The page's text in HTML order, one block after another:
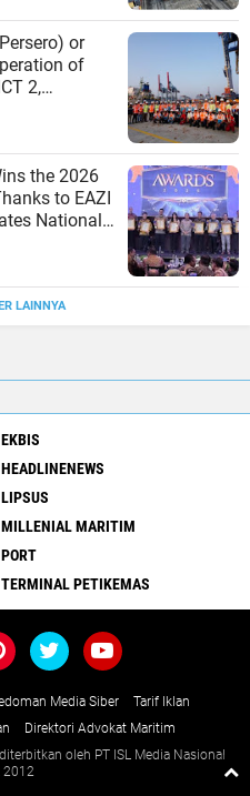
or
of
2,
Tanjung
the 2026
to EAZI
National
LAINNYA
EKBIS
HEADLINENEWS
LIPSUS
MILLENIAL MARITIM
PORT
TERMINAL PETIKEMAS
Media Siber
Tarif Iklan
Direktori Advokat Maritim
oleh PT ISL Media Nasional
2012